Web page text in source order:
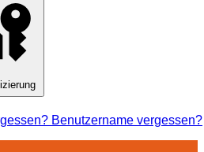
Benutzername vergessen?